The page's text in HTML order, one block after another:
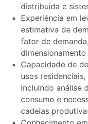
distribuída e
Experiência em
estimativa de
fator de
Capacidade de
usos
incluindo análise
consumo e
cadeias